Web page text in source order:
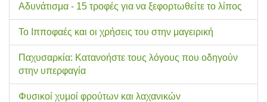
Αδυνάτισμα - 15 τροφές για να ξεφορτωθείτε το λίπος
Το Ιπποφαές και οι χρήσεις του στην μαγειρική
Παχυσαρκία: Κατανοήστε τους λόγους που οδηγούν
στην υπερφαγία
Φυσικοί χυμοί φρούτων και λαχανικών